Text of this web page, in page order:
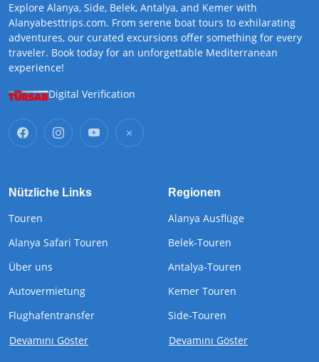
Explore Alanya, Side, Belek, Antalya, and Kemer with
Alanyabesttrips.com. From serene boat tours to exhilarating
adventures, our curated excursions offer something for every
traveler. Book today for an unforgettable Mediterranean
experience!
Digital Verification
Nützliche Links
Touren
Alanya Safari Touren
Über uns
Autovermietung
Flughafentransfer
Devamını Göster
Regionen
Alanya Ausflüge
Belek-Touren
Antalya-Touren
Kemer Touren
Side-Touren
Devamını Göster